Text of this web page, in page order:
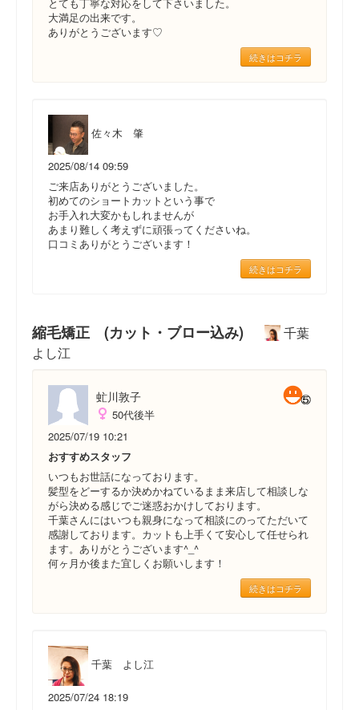
とても丁寧な対応をして下さいました。
大満足の出来です。
ありがとうございます♡
続きはコチラ
佐々木 肇
2025/08/14 09:59
ご来店ありがとうございました。
初めてのショートカットという事で
お手入れ大変かもしれませんが
あまり難しく考えずに頑張ってくださいね。
口コミありがとうございます！
続きはコチラ
縮毛矯正 (カット・ブロー込み)
千葉
よし江
虻川敦子
50代後半
2025/07/19 10:21
おすすめスタッフ
いつもお世話になっております。
髪型をどーするか決めかねているまま来店して相談しな
がら決める感じでご迷惑おかけしております。
千葉さんにはいつも親身になって相談にのってただいて
感謝しております。カットも上手くて安心して任せられ
ます。ありがとうございます^_^
何ヶ月か後また宜しくお願いします！
続きはコチラ
千葉 よし江
2025/07/24 18:19